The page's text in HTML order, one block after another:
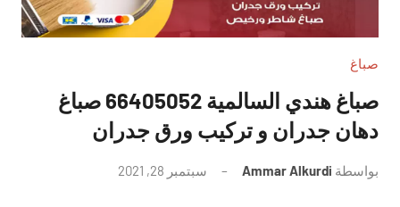
صباغ
صباغ هندي السالمية 66405052 صباغ
دهان جدران و تركيب ورق جدران
بواسطة Ammar Alkurdi سبتمبر 28, 2021